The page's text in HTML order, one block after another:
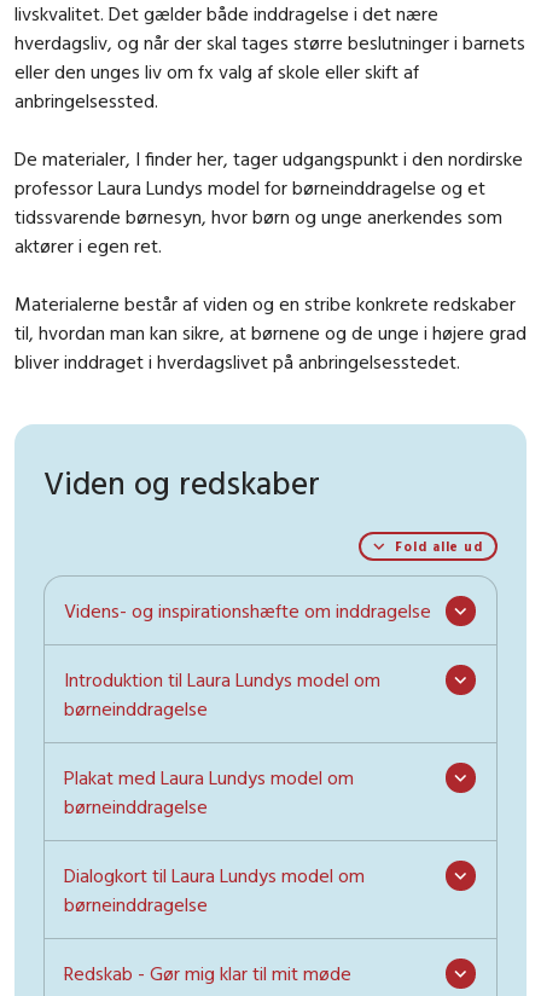
livskvalitet. Det gælder både inddragelse i det nære
hverdagsliv, og når der skal tages større beslutninger i barnets
eller den unges liv om fx valg af skole eller skift af
anbringelsessted.
De materialer, I finder her, tager udgangspunkt i den nordirske
professor Laura Lundys model for børneinddragelse og et
tidssvarende børnesyn, hvor børn og unge anerkendes som
aktører i egen ret.
Materialerne består af viden og en stribe konkrete redskaber
til, hvordan man kan sikre, at børnene og de unge i højere grad
bliver inddraget i hverdagslivet på anbringelsesstedet.
Viden og redskaber
Fold alle ud
Videns- og inspirationshæfte om inddragelse
Introduktion til Laura Lundys model om
børneinddragelse
Plakat med Laura Lundys model om
børneinddragelse
Dialogkort til Laura Lundys model om
børneinddragelse
Redskab - Gør mig klar til mit møde